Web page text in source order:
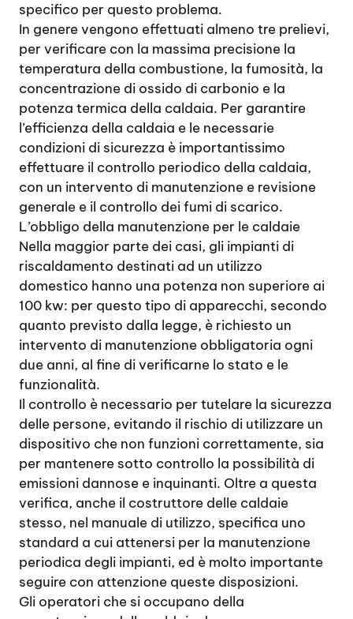
specifico per questo problema.
In genere vengono effettuati almeno tre prelievi,
per verificare con la massima precisione la
temperatura della combustione, la fumosità, la
concentrazione di ossido di carbonio e la
potenza termica della caldaia. Per garantire
l’efficienza della caldaia e le necessarie
condizioni di sicurezza è importantissimo
effettuare il controllo periodico della caldaia,
con un intervento di manutenzione e revisione
generale e il controllo dei fumi di scarico.
L’obbligo della manutenzione per le caldaie
Nella maggior parte dei casi, gli impianti di
riscaldamento destinati ad un utilizzo
domestico hanno una potenza non superiore ai
100 kw: per questo tipo di apparecchi, secondo
quanto previsto dalla legge, è richiesto un
intervento di manutenzione obbligatoria ogni
due anni, al fine di verificarne lo stato e le
funzionalità.
Il controllo è necessario per tutelare la sicurezza
delle persone, evitando il rischio di utilizzare un
dispositivo che non funzioni correttamente, sia
per mantenere sotto controllo la possibilità di
emissioni dannose e inquinanti. Oltre a questa
verifica, anche il costruttore delle caldaie
stesso, nel manuale di utilizzo, specifica uno
standard a cui attenersi per la manutenzione
periodica degli impianti, ed è molto importante
seguire con attenzione queste disposizioni.
Gli operatori che si occupano della